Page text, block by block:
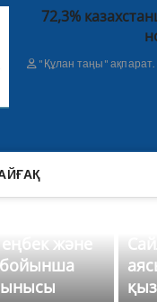
72,3%
"Құлан таңы" ақпарат.
еңбек және
бойынша